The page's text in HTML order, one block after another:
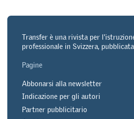
Transfer è una rivista per
professionale in Svizzera,
Pagine
Abbonarsi alla newsletter
Indicazione per gli autori
Partner pubblicitario